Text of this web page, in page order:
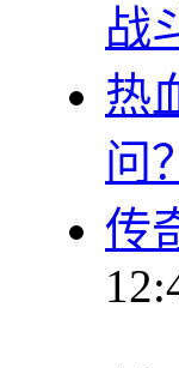
战
热
问？
传